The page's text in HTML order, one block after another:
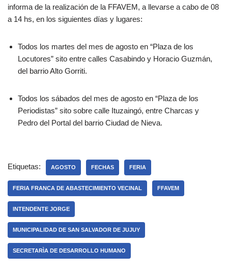
informa de la realización de la FFAVEM, a llevarse a cabo de 08
a 14 hs, en los siguientes días y lugares:
Todos los martes del mes de agosto en “Plaza de los
Locutores” sito entre calles Casabindo y Horacio Guzmán,
del barrio Alto Gorriti.
Todos los sábados del mes de agosto en “Plaza de los
Periodistas” sito sobre calle Ituzaingó, entre Charcas y
Pedro del Portal del barrio Ciudad de Nieva.
Etiquetas: AGOSTO FECHAS FERIA
FERIA FRANCA DE ABASTECIMIENTO VECINAL FFAVEM
INTENDENTE JORGE
MUNICIPALIDAD DE SAN SALVADOR DE JUJUY
SECRETARÌA DE DESARROLLO HUMANO